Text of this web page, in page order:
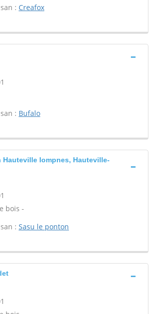
: Creafox
: Bufalo
Hauteville lompnes, Hauteville-
bois -
: Sasu le ponton